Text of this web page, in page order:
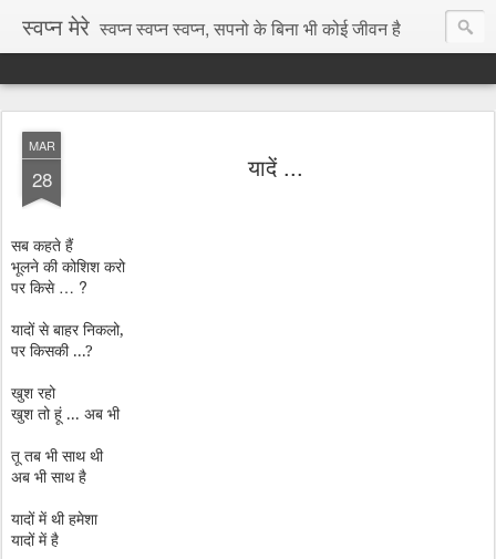
स्वप्न मेरे स्वप्न स्वप्न स्वप्न, सपनो के बिना भी कोई जीवन है
MAR
28 यादें ...
सब कहते हैं
भूलने की कोशिश करो
पर किसे… ?
यादों से बाहर निकलो,
पर किसकी ...?
खुश रहो
खुश तो हूं ... अब भी
तू तब भी साथ थी
अब भी साथ है
यादों में थी हमेशा
यादों में है